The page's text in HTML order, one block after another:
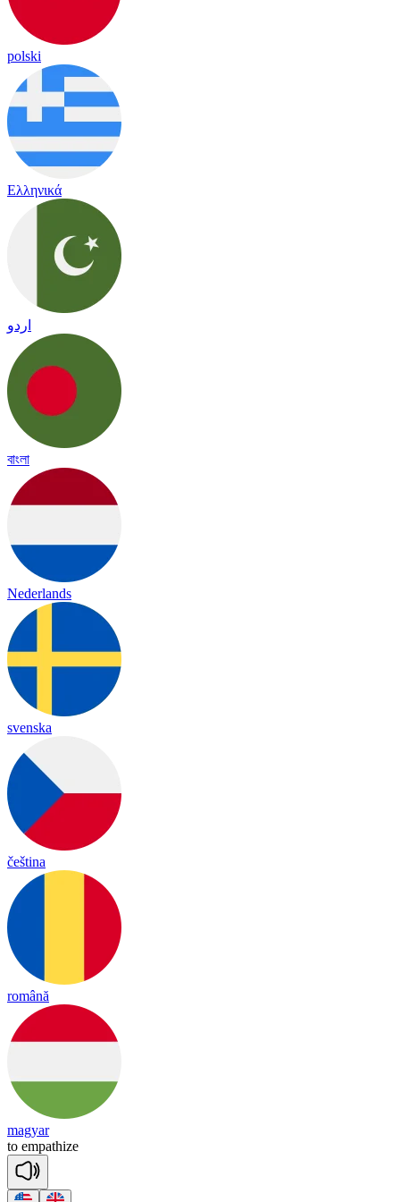
polski
Ελληνικά
اردو
বাংলা
Nederlands
svenska
čeština
română
magyar
to empathize